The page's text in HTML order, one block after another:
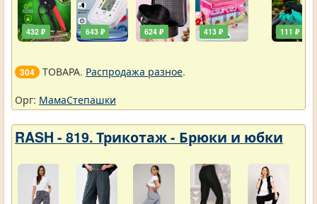
432 ₽ 643 ₽ 624 ₽ 413 ₽ 111 ₽
304 ТОВАРА. Распродажа разное.
Орг: МамаСтепашки
RASH - 819. Трикотаж - Брюки и юбки